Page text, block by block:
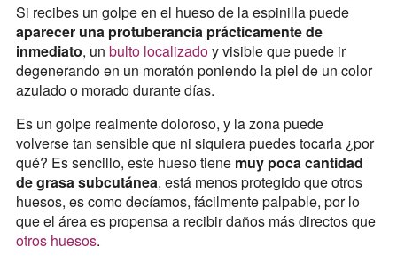
Si recibes un golpe en el hueso de la espinilla puede
aparecer una protuberancia prácticamente de
inmediato, un bulto localizadoy visible que puede ir
degenerando en un moratón poniendo la piel de un color
azulado o morado durante días.
Es un golpe realmente doloroso, y la zona puede
volverse tan sensible que ni siquiera puedes tocarla ¿por
qué? Es sencillo, este hueso tiene muy poca cantidad
de grasa subcutánea, está menos protegido que otros
huesos, es como decíamos, fácilmente palpable, por lo
que el área es propensa a recibir daños más directos que
otros huesos.